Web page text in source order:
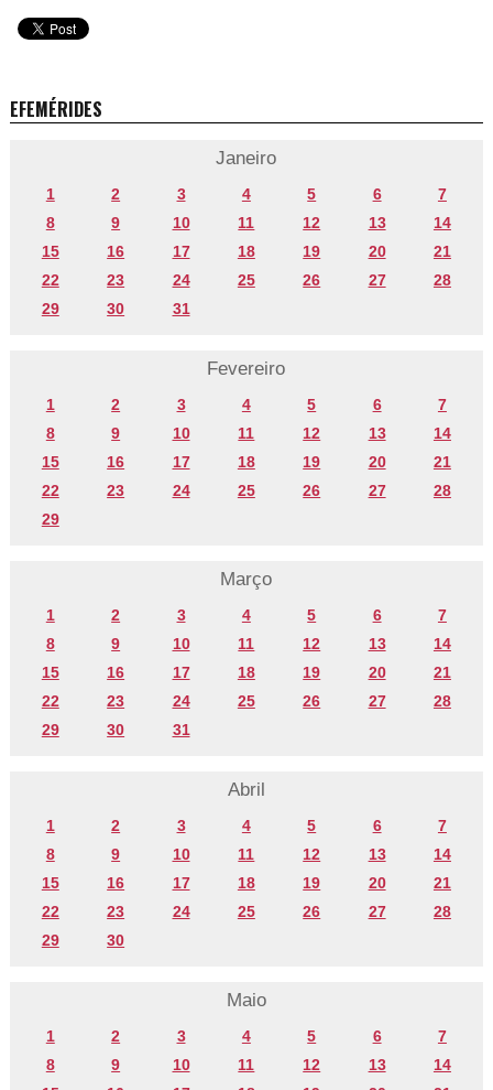
EFEMÉRIDES
Janeiro
1 2 3 4 5 6
7
8
9 10 11 12 13
14
15
16 17 18 19 20
21
22
23 24 25 26 27
28
29
30 31
Fevereiro
1 2 3 4 5 6
7
8
9 10 11 12 13
14
15
16 17 18 19 20
21
22
23 24 25 26 27
28
29
Março
1 2 3 4 5 6
7
8
9 10 11 12 13
14
15
16 17 18 19 20
21
22
23 24 25 26 27
28
29
30 31
Abril
1 2 3 4 5 6
7
8
9 10 11 12 13
14
15
16 17 18 19 20
21
22
23 24 25 26 27
28
29
30
Maio
1 2 3 4 5 6
7
8
9 10 11 12 13
14